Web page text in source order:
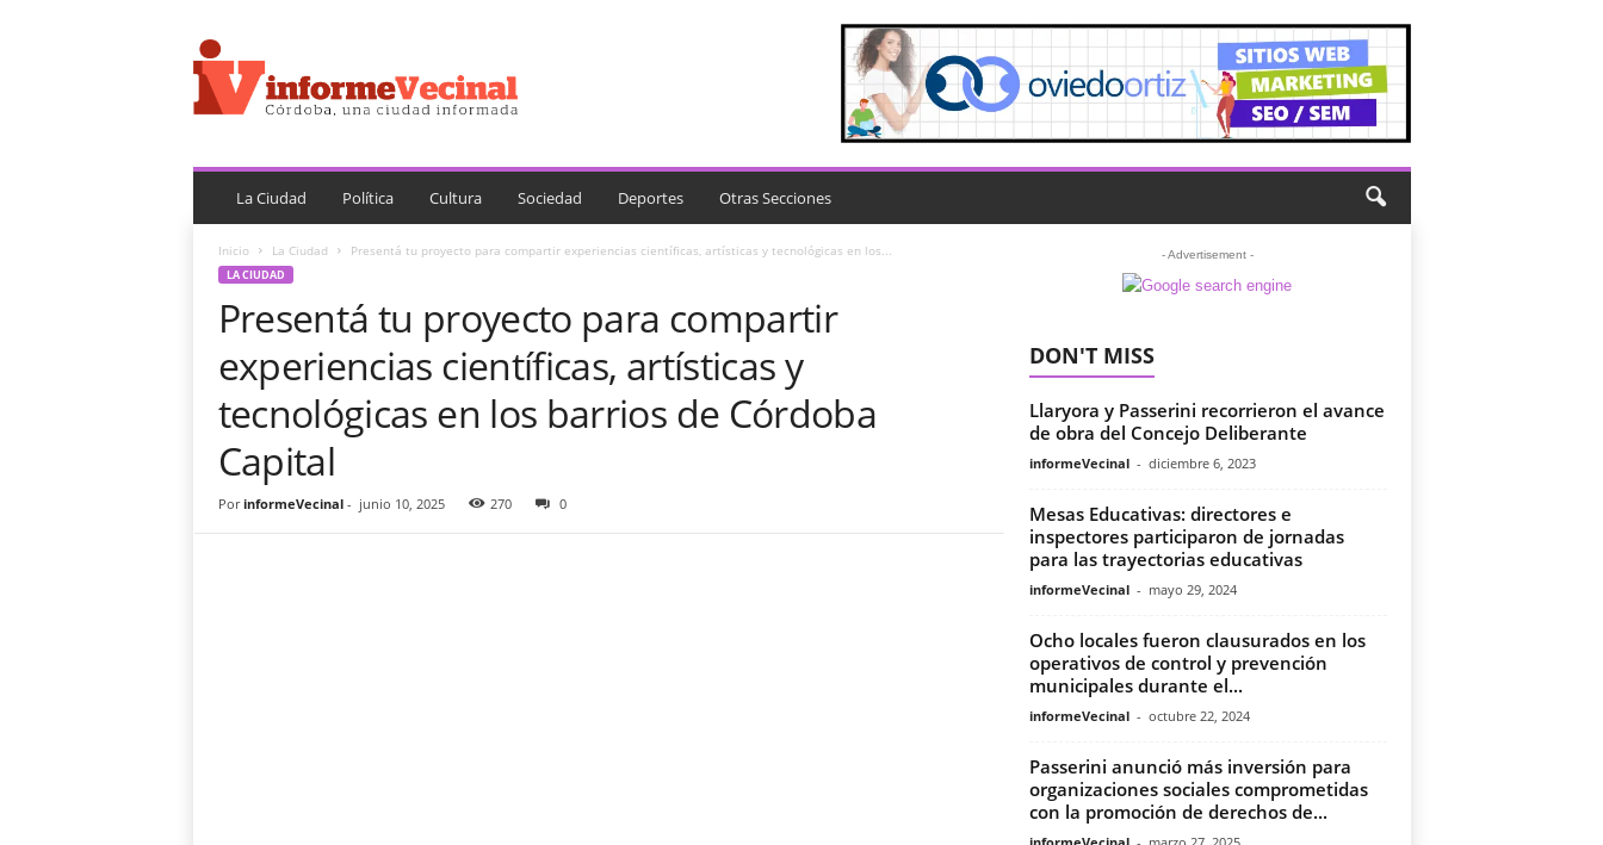
n
f
o
e
e
La Ciudad Política Cultura Sociedad Deportes Otras Secciones
Inicio La Ciudad Presentá tu proyecto para compartir experiencias científicas, artísticas y tecnológicas en los...
LA CIUDAD
Presentá tu proyecto para compartir
experiencias científicas, artísticas y
tecnológicas en los barrios de Córdoba
Capital
Por informeVecinal- junio 10, 2025 270 0
- Advertisement -
DON'T MISS
Llaryora y Passerini recorrieron el avance
de obra del Concejo Deliberante
informeVecinal - diciembre 6, 2023
Mesas Educativas: directores e
inspectores participaron de jornadas
para las trayectorias educativas
informeVecinal - mayo 29, 2024
Ocho locales fueron clausurados en los
operativos de control y prevención
municipales durante el...
informeVecinal - octubre 22, 2024
Passerini anunció más inversión para
organizaciones sociales comprometidas
con la promoción de derechos de...